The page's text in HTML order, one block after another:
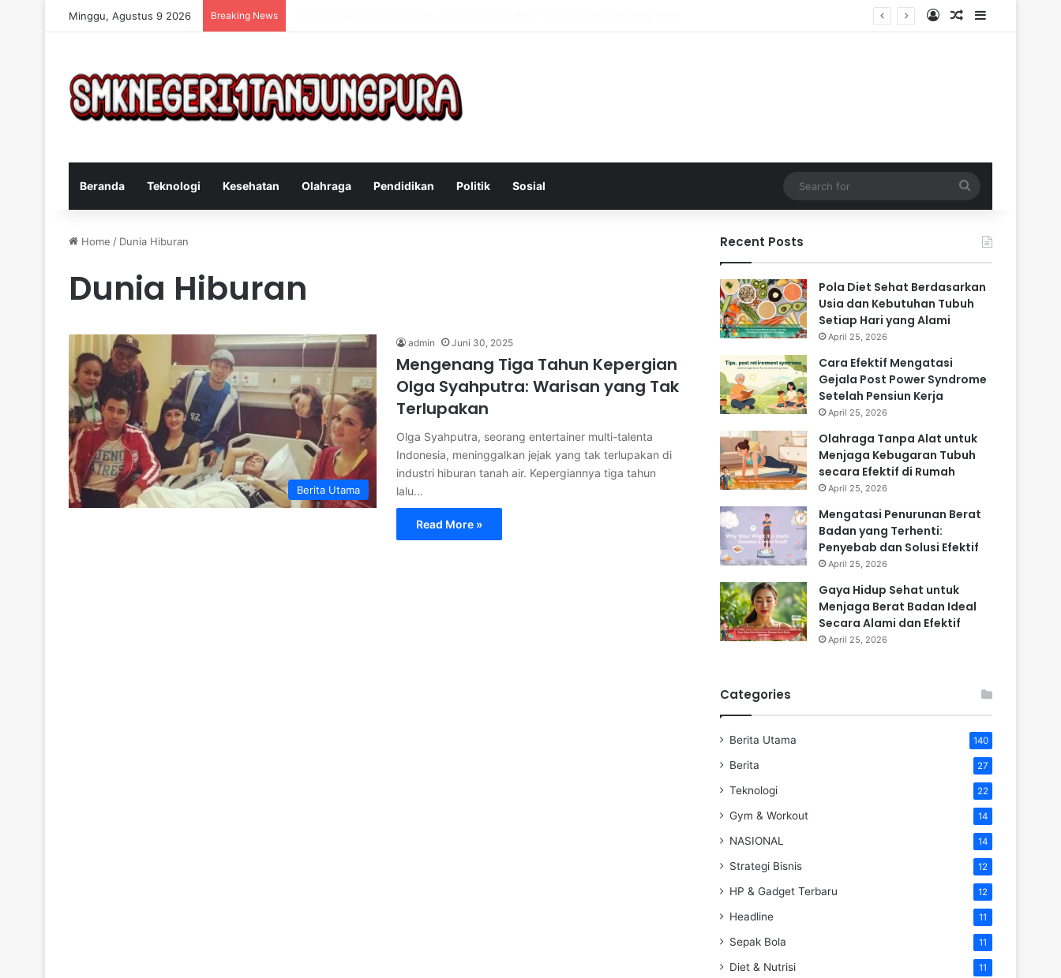
Minggu, Agustus 9 2026 Breaking News Log InRandom Article
Sidebar
Beranda Teknologi Kesehatan Olahraga Pendidikan Politik Sosial
for
Home / Dunia Hiburan
Dunia Hiburan
Berita Utama
admin Juni 30, 2025
Mengenang Tiga Tahun Kepergian
Olga Syahputra: Warisan yang Tak
Terlupakan
Olga Syahputra, seorang entertainer multi-talenta
Indonesia, meninggalkan jejak yang tak terlupakan di
industri hiburan tanah air. Kepergiannya tiga tahun
lalu…
Read More »
Recent Posts
Pola Diet Sehat Berdasarkan
Usia dan Kebutuhan Tubuh
Setiap Hari yang Alami
April 25, 2026
Cara Efektif Mengatasi
Gejala Post Power Syndrome
Setelah Pensiun Kerja
April 25, 2026
Olahraga Tanpa Alat untuk
Menjaga Kebugaran Tubuh
secara Efektif di Rumah
April 25, 2026
Mengatasi Penurunan Berat
Badan yang Terhenti:
Penyebab dan Solusi Efektif
April 25, 2026
Gaya Hidup Sehat untuk
Menjaga Berat Badan Ideal
Secara Alami dan Efektif
April 25, 2026
Categories
Berita Utama 140
Berita 27
Teknologi 22
Gym & Workout 14
NASIONAL 14
Strategi Bisnis 12
HP & Gadget Terbaru 12
Headline 11
Sepak Bola 11
Diet & Nutrisi 11